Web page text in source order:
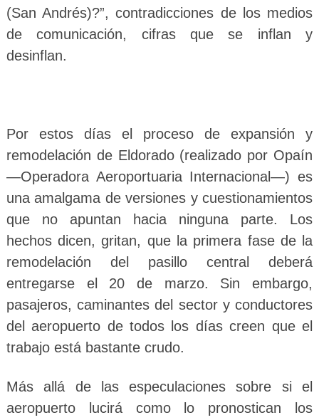
(San Andrés)?”, contradicciones de los medios
de comunicación, cifras que se inflan y
desinflan.
Por estos días el proceso de expansión y
remodelación de Eldorado (realizado por Opaín
—Operadora Aeroportuaria Internacional—) es
una amalgama de versiones y cuestionamientos
que no apuntan hacia ninguna parte. Los
hechos dicen, gritan, que la primera fase de la
remodelación del pasillo central deberá
entregarse el 20 de marzo. Sin embargo,
pasajeros, caminantes del sector y conductores
del aeropuerto de todos los días creen que el
trabajo está bastante crudo.
Más allá de las especulaciones sobre si el
aeropuerto lucirá como lo pronostican los